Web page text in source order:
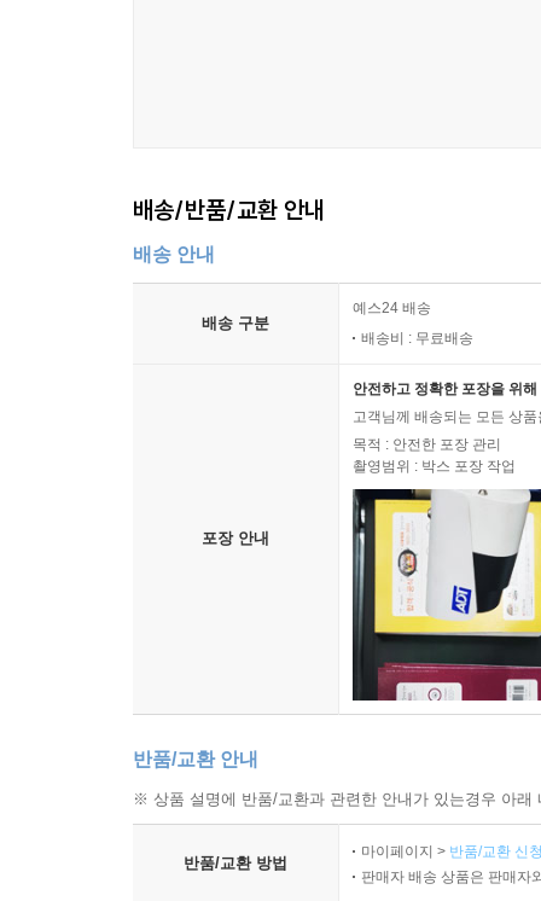
배송/반품/교환 안내
배송 안내
배송 구분
예스24 배송
배송비 : 무료배송
포장 안내
안전하고 정확한 포장을 위
고객님께 배송되는 모든 상
목적 : 안전한 포장 관리
촬영범위 : 박스 포장 작업
반품/교환 안내
※ 상품 설명에 반품/교환과 관련한 안내가 있는경우 아
반품/교환 방법
마이페이지 > 반품/교환 신
판매자 배송 상품은 판매자